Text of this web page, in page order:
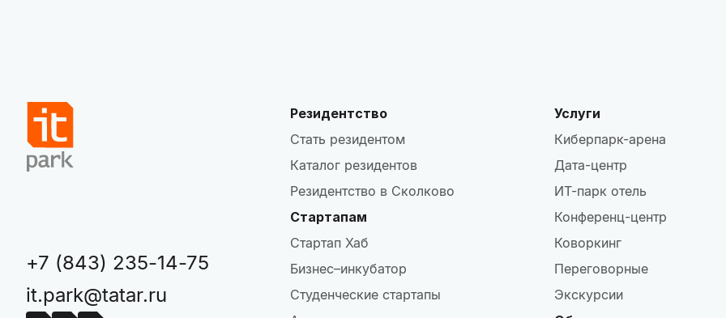
+7 (843) 235-14-75
it.park@tatar.ru
Резидентство
Стать резидентом
Каталог резидентов
Резидентство в Сколково
Стартапам
Стартап Хаб
Бизнес–инкубатор
Студенческие стартапы
Услуги
Киберпарк-арена
Дата-центр
ИТ-парк отель
Конференц-центр
Коворкинг
Переговорные
Экскурсии